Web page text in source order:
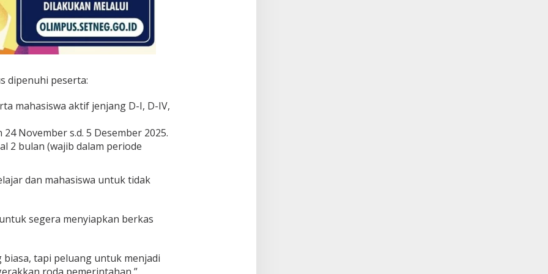
dipenuhi peserta:
mahasiswa aktif jenjang D-I, D-IV,
24 November s.d. 5 Desember 2025.
2 bulan (wajib dalam periode
dan mahasiswa untuk tidak
segera menyiapkan berkas
tapi peluang untuk menjadi